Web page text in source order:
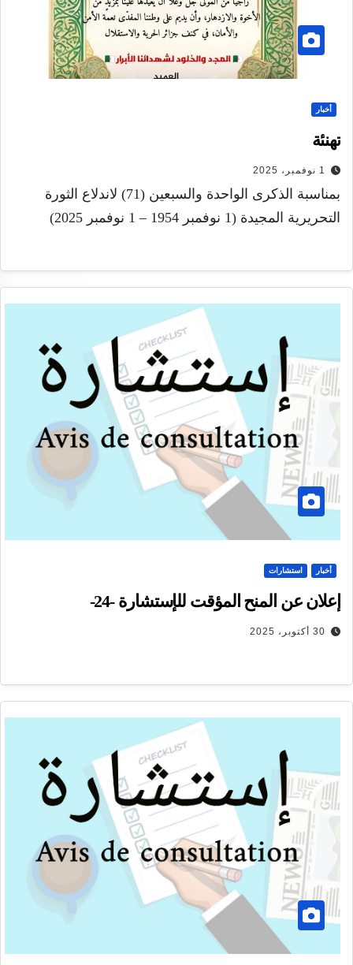
أخبار
تهنئة
1 نوفمبر، 2025
بمناسبة الذكرى الواحدة والسبعين (71) لاندلاع الثورة
التحريرية المجيدة (1 نوفمبر 1954 – 1 نوفمبر 2025)
أخبار استشارات
إعلان عن المنح المؤقت للإستشارة -24-
30 أكتوبر، 2025